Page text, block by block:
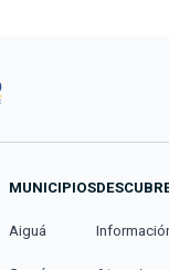
MUNICIPIOS
Aiguá